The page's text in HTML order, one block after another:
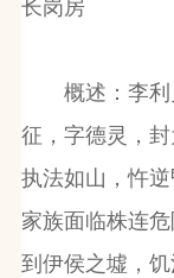
长岗房
概述：李利
征，字德灵，
执法如山，忤逆
家族面临株连
到伊侯之墟，